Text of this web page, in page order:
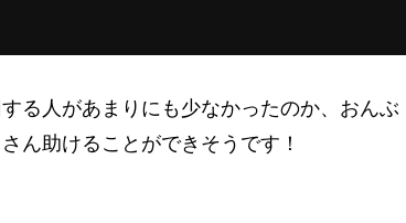
る人があまりにも少なかったのか、おんぶ
ん助けることができそうです！